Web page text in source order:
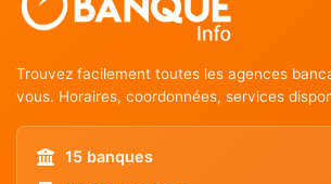
Trouvez facilement toutes les agences
vous. Horaires, coordonnées, services
15 banques